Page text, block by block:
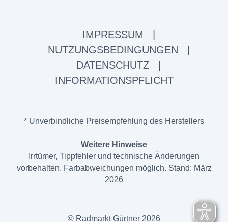
IMPRESSUM
NUTZUNGSBEDINGUNGEN
DATENSCHUTZ
INFORMATIONSPFLICHT
* Unverbindliche Preisempfehlung des Herstellers
Weitere Hinweise
Irrtümer, Tippfehler und technische Änderungen
vorbehalten. Farbabweichungen möglich. Stand: März
2026
© Radmarkt Gürtner 2026